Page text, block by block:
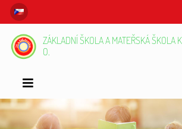
ZÁKLADNÍ ŠKOLA A MATEŘSKÁ ŠKOLA
O.